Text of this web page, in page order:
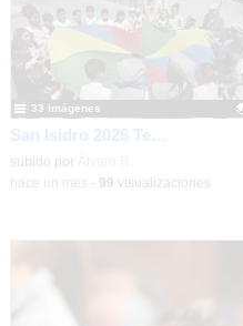
San Isidro 2026 Terceros
Contenido educativo.
subido por
33 imágenes
hace un mes - 99 visualizaciones